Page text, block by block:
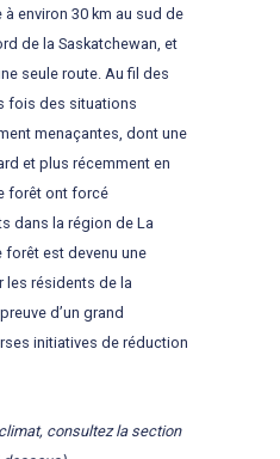
environ 30 km au sud de
de la Saskatchewan, et
seule route. Au fil des
fois des situations
menaçantes, dont une
et plus récemment en
forêt ont forcé
dans la région de La
forêt est devenu une
résidents de la
d’un grand
initiatives de réduction
consultez la section